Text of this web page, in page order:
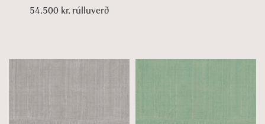
54.500 kr.rúlluverð